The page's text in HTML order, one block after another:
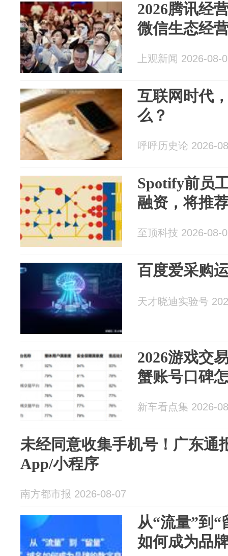
2026腾讯经
微信生态经
上观新闻 2026-08-
互联网时代
么？
呼呼历史论 2026-
Spotify前员
融资，将推
至顶科技 2026-08-
百度爱采购
天才晓迪实验号
2026游戏交
蟹账号口碑
新车看点集 2026-
未经同意收集手机号！广东通
App/小程序
南方都市报 2026-08-07
从“流量”到“
如何成为品